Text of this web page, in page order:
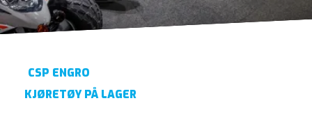
CSP ENGRO
KJØRETØY PÅ LAGER